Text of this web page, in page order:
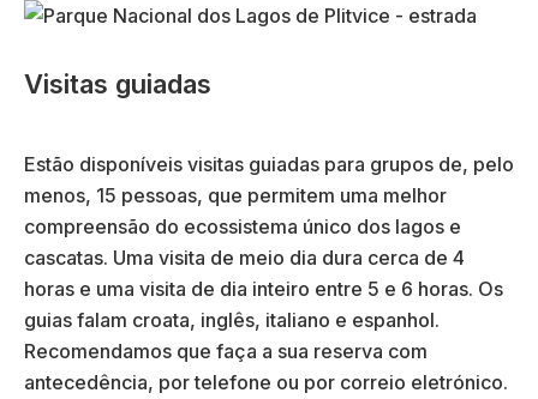
Visitas guiadas
Estão disponíveis visitas guiadas para grupos de, pelo
menos, 15 pessoas, que permitem uma melhor
compreensão do ecossistema único dos lagos e
cascatas. Uma visita de meio dia dura cerca de 4
horas e uma visita de dia inteiro entre 5 e 6 horas. Os
guias falam croata, inglês, italiano e espanhol.
Recomendamos que faça a sua reserva com
antecedência, por telefone ou por correio eletrónico.